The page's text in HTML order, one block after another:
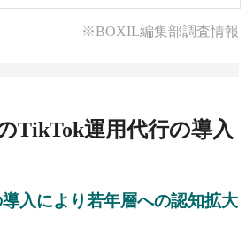
※BOXIL編集部調査情報
TikTok運用代行の導入
入により若年層への認知拡大